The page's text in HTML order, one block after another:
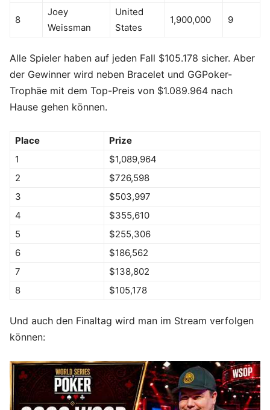
8
Joey
Weissman
United
States
1,900,000 9
Alle Spieler haben auf jeden Fall $105.178 sicher. Aber
der Gewinner wird neben Bracelet und GGPoker-
Trophäe mit dem Top-Preis von $1.089.964 nach
Hause gehen können.
Place
Prize
1
$1,089,964
2
$726,598
3
$503,997
4
$355,610
5
$255,306
6
$186,562
7
$138,802
8
$105,178
Und auch den Finaltag wird man im Stream verfolgen
können: